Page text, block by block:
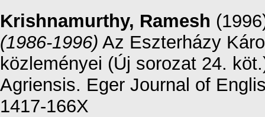
Krishnamurthy, Ramesh
(1986-1996) Az Eszterházy
közleményei (Új sorozat 24.
Agriensis. Eger Journal of
1417-166X